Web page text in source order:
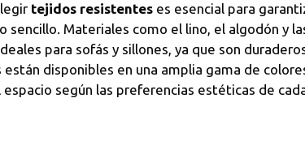
tejidos resistentes es esencial para
sencillo. Materiales como el lino, el algodón y
para sofás y sillones, ya que son
disponibles en una amplia gama de
según las preferencias estéticas de